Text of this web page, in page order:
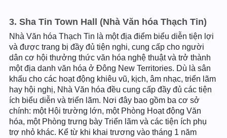
3. Sha Tin Town Hall (Nhà Văn hóa Thạch Tin)
Nhà Văn hóa Thạch Tin là một địa điểm biểu diễn tiện lợi
và được trang bị đầy đủ tiện nghi, cung cấp cho người
dân cơ hội thưởng thức văn hóa nghệ thuật và trở thành
một địa danh văn hóa ở Đông New Territories. Dù là sân
khấu cho các hoạt động khiêu vũ, kịch, âm nhạc, triển lãm
hay hội nghị, Nhà Văn hóa đều cung cấp đầy đủ các tiện
ích biểu diễn và triển lãm. Nơi đây bao gồm ba cơ sở
chính: một Hội trường lớn, một Phòng Hoạt động Văn
hóa, một Phòng trưng bày Triển lãm và các tiện ích phụ
trợ nhỏ khác. Kể từ khi khai trương vào tháng 1 năm